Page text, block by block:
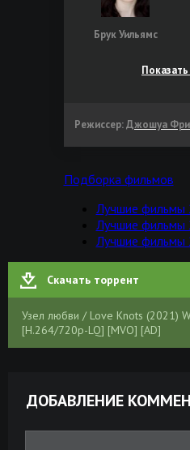
Брук Уильямс
Показать
Режиссер: Джошуа
Подборка фильмов
Лучшие фильмы
Лучшие фильмы
Лучшие фильмы
Скачать торрент
Узел любви / Love Knots (2021)
[H.264/720p-LQ] [MVO] [AD]
ДОБАВЛЕНИЕ